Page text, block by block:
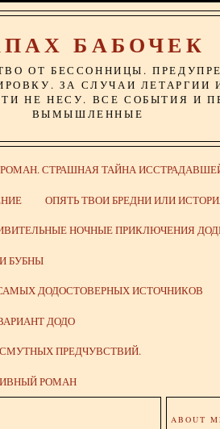
БАБОЧЕК
ОТ БЕССОННИЦЫ.
ЗА СЛУЧАИ ЛЕТАРГИИ
НЕ НЕСУ. ВСЕ СОБЫТИЯ И
ВЫМЫШЛЕННЫЕ
РОМАН. СТРАШНАЯ ТАЙНА
ОПЯТЬ ТВОИ БРЕДНИ ИЛИ
НОЧНЫЕ ПРИКЛЮЧЕНИЯ
БУБНЫ
ДОДОСТОВЕРНЫХ ИСТОЧНИКОВ
ДОДО
ПРЕДЧУВСТВИЙ.
РОМАН
ABOUT